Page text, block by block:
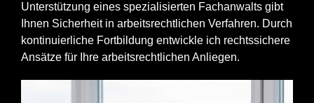
Unterstützung eines spezialisierten Fachanwalts gibt
Ihnen Sicherheit in arbeitsrechtlichen Verfahren. Durch
kontinuierliche Fortbildung entwickle ich rechtssichere
Ansätze für Ihre arbeitsrechtlichen Anliegen.